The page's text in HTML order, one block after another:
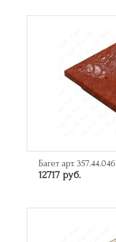
Багет арт. 357.44.046
12717 руб.